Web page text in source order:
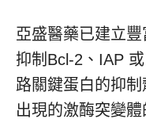
亞盛醫藥已建立
抑制Bcl-2、IAP
路關鍵蛋白的抑
出現的激酶突變